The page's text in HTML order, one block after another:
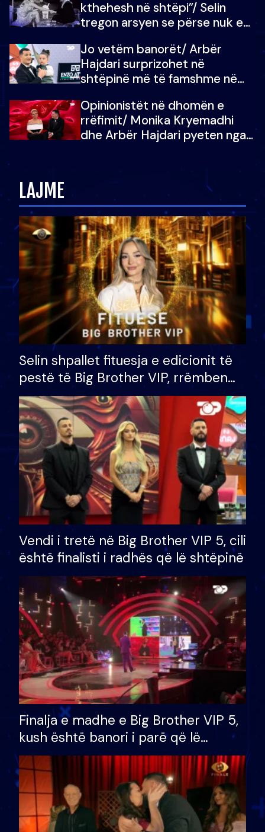
kthehesh në shtëpi”/ Selin
tregon arsyen se përse nuk e
çoja luftën time deri në fund
Jo vetëm banorët/ Arbër
Hajdari surprizohet në
shtëpinë më të famshme në
vajzën e tij
Opinionistët në dhomën e
rrëfimit/ Monika Kryemadhi
dhe Arbër Hajdari pyeten nga
LAJME
Selin shpallet fituesja e edicionit të
pestë të Big Brother VIP, rrëmben
çmimin e madh prej 100 mijë eurosh
Vendi i tretë në Big Brother VIP 5, cili
është finalisti i radhës që lë shtëpinë
Finalja e madhe e Big Brother VIP 5,
kush është banori i parë që lë
shtëpinë dhe humb mundësinë për
të fituar çmimin e madh